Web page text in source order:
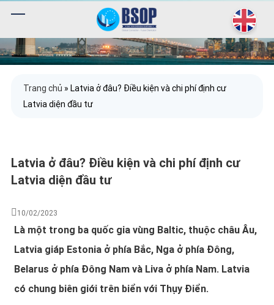
Trang chủ » Latvia ở đâu? Điều kiện và chi phí định cư
Latvia diện đầu tư
Latvia ở đâu? Điều kiện và chi phí định cư
Latvia diện đầu tư
10/02/2023
Là một trong ba quốc gia vùng Baltic, thuộc châu Âu,
Latvia giáp Estonia ở phía Bắc, Nga ở phía Đông,
Belarus ở phía Đông Nam và Liva ở phía Nam. Latvia
có chung biên giới trên biển với Thụy Điển.